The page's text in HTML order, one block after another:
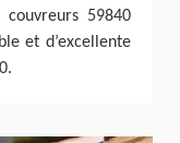
59840
et d’excellente